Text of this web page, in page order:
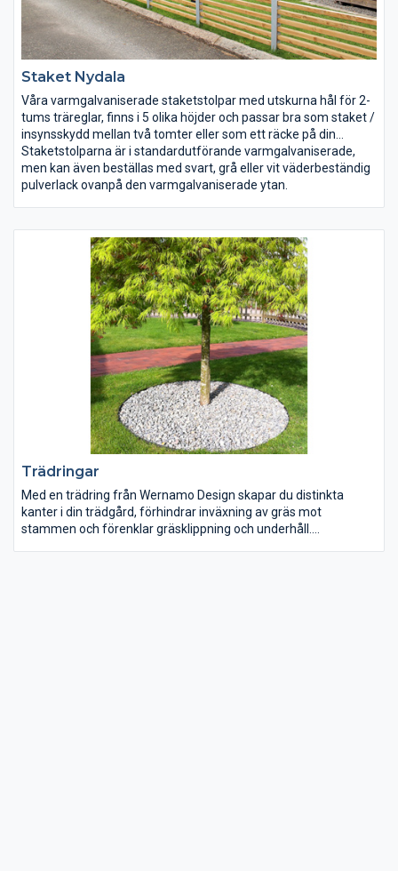
Staket Nydala
Våra varmgalvaniserade staketstolpar med utskurna hål för 2-
tums träreglar, finns i 5 olika höjder och passar bra som staket /
insynsskydd mellan två tomter eller som ett räcke på din
uteplats.
Staketstolparna är i standardutförande varmgalvaniserade,
men kan även beställas med svart, grå eller vit väderbeständig
pulverlack ovanpå den varmgalvaniserade ytan.
Trädringar
Med en trädring från Wernamo Design skapar du distinkta
kanter i din trädgård, förhindrar inväxning av gräs mot
stammen och förenklar gräsklippning och underhåll.